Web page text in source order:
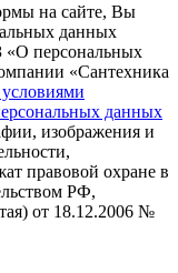
на сайте, Вы
данных
«О персональных
«Cантехника
данных
изображения и
правовой охране в
РФ,
от 18.12.2006 №